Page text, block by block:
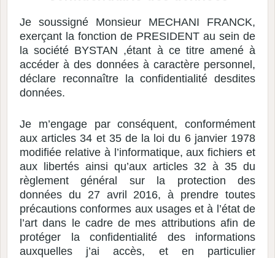
Je soussigné Monsieur MECHANI FRANCK,
exerçant la fonction de PRESIDENT au sein de
la société BYSTAN ,étant à ce titre amené à
accéder à des données à caractère personnel,
déclare reconnaître la confidentialité desdites
données.
Je m’engage par conséquent, conformément
aux articles 34 et 35 de la loi du 6 janvier 1978
modifiée relative à l’informatique, aux fichiers et
aux libertés ainsi qu’aux articles 32 à 35 du
règlement général sur la protection des
données du 27 avril 2016, à prendre toutes
précautions conformes aux usages et à l’état de
l’art dans le cadre de mes attributions afin de
protéger la confidentialité des informations
auxquelles j’ai accès, et en particulier